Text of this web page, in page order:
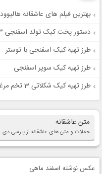
بهترین فیلم های عاشقانه هالیوود
دستور پخت کیک تولد اسفنجی ۳ تخم مرغی
طرز تهیه کیک اسفنجی با توستر
طرز تهیه کیک سوپر اسفنجی
طرز تهیه کیک شکلاتی 3 تخم مرغی
متن عاشقانه
جملات و متن های عاشقانه از پارسی دی
عکس نوشته اسفند ماهی